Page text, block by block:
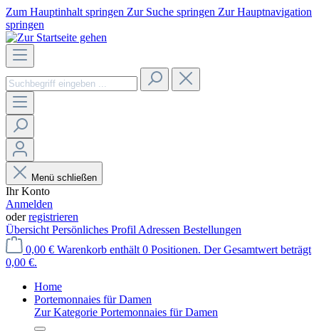
Zum Hauptinhalt springen Zur Suche springen Zur Hauptnavigation
springen
Menü schließen
Ihr Konto
Anmelden
oderregistrieren
Übersicht Persönliches Profil Adressen Bestellungen
0,00 € Warenkorb enthält 0 Positionen. Der Gesamtwert beträgt
0,00 €.
Home
Portemonnaies für Damen
Zur Kategorie Portemonnaies für Damen